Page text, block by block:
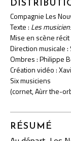
Compagnie Les
Texte : Les
Mise en scène récit
Direction musicale
Ombres : Philippe
Création vidéo :
Six musiciens
(cornet, Aùrr the-
RÉSUMÉ